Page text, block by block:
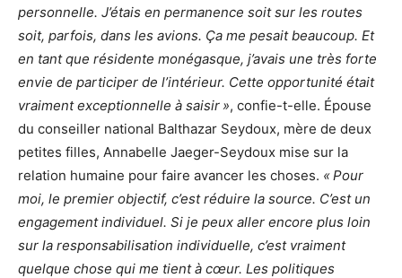
personnelle. J’étais en permanence soit sur les routes
soit, parfois, dans les avions. Ça me pesait beaucoup. Et
en tant que résidente monégasque, j’avais une très forte
envie de participer de l’intérieur. Cette opportunité était
vraiment exceptionnelle à saisir », confie-t-elle. Épouse
du conseiller national Balthazar Seydoux, mère de deux
petites filles, Annabelle Jaeger-Seydoux mise sur la
relation humaine pour faire avancer les choses. « Pour
moi, le premier objectif, c’est réduire la source. C’est un
engagement individuel. Si je peux aller encore plus loin
sur la responsabilisation individuelle, c’est vraiment
quelque chose qui me tient à cœur. Les politiques